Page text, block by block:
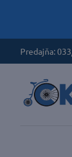
Predajňa: